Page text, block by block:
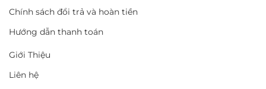
Chính sách đổi trả và hoàn tiền
Hướng dẫn thanh toán
Giới Thiệu
Liên hệ